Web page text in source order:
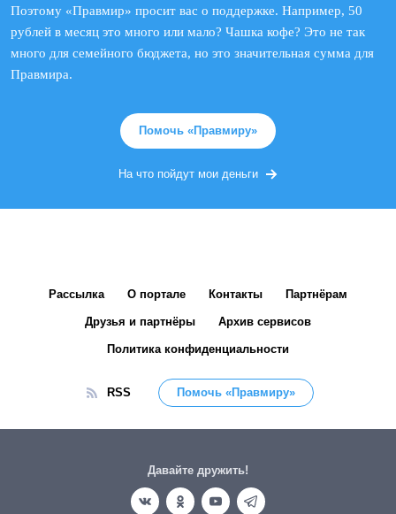
Поэтому «Правмир» просит вас о поддержке. Например, 50
рублей в месяц это много или мало? Чашка кофе? Это не так
много для семейного бюджета, но это значительная сумма для
Правмира.
Помочь «Правмиру»
На что пойдут мои деньги
Рассылка О портале Контакты Партнёрам
Друзья и партнёры Архив сервисов
Политика конфиденциальности
RSS Помочь «Правмиру»
Давайте дружить!